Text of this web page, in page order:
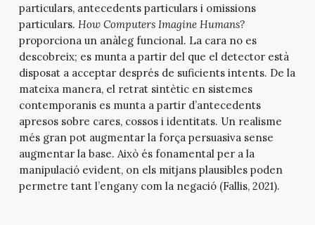
particulars, antecedents particulars i omissions
particulars. How Computers Imagine Humans?
proporciona un anàleg funcional. La cara no es
descobreix; es munta a partir del que el detector està
disposat a acceptar després de suficients intents. De la
mateixa manera, el retrat sintètic en sistemes
contemporanis es munta a partir d’antecedents
apresos sobre cares, cossos i identitats. Un realisme
més gran pot augmentar la força persuasiva sense
augmentar la base. Això és fonamental per a la
manipulació evident, on els mitjans plausibles poden
permetre tant l’engany com la negació (Fallis, 2021).